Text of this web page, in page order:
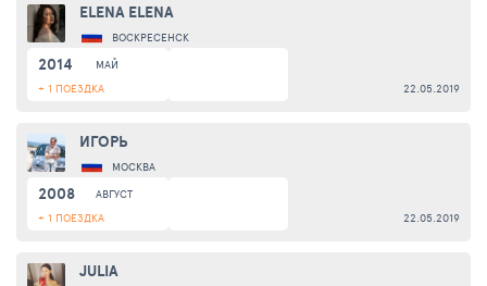
ELENA ELENA
ВОСКРЕСЕНСК
2014
МАЙ
+ 1 ПОЕЗДКА
22.05.2019
ИГОРЬ
МОСКВА
2008
АВГУСТ
+ 1 ПОЕЗДКА
22.05.2019
JULIA